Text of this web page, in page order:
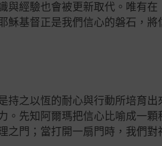
與經驗也會被更新取代。唯有在
穌基督正是我們信心的磐石，將
持之以恆的耐心與行動所培育出
。先知阿爾瑪把信心比喻成一顆
之門；當打開一扇門時，我們對